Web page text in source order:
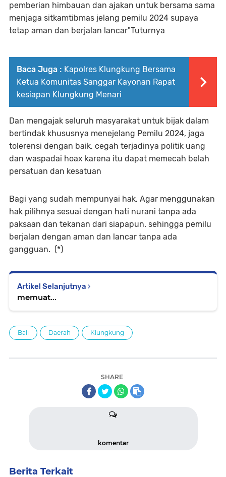
pemberian himbauan dan ajakan untuk bersama sama
menjaga sitkamtibmas jelang pemilu 2024 supaya
tetap aman dan berjalan lancar"Tuturnya
Baca Juga : Kapolres Klungkung Bersama
Ketua Komunitas Sanggar Kayonan Rapat
kesiapan Klungkung Menari
Dan mengajak seluruh masyarakat untuk bijak dalam
bertindak khususnya menejelang Pemilu 2024, jaga
tolerensi dengan baik, cegah terjadinya politik uang
dan waspadai hoax karena itu dapat memecah belah
persatuan dan kesatuan
Bagi yang sudah mempunyai hak, Agar menggunakan
hak pilihnya sesuai dengan hati nurani tanpa ada
paksaan dan tekanan dari siapapun. sehingga pemilu
berjalan dengan aman dan lancar tanpa ada
gangguan. (*)
Artikel Selanjutnya
memuat...
Bali Daerah Klungkung
SHARE
komentar
Berita Terkait